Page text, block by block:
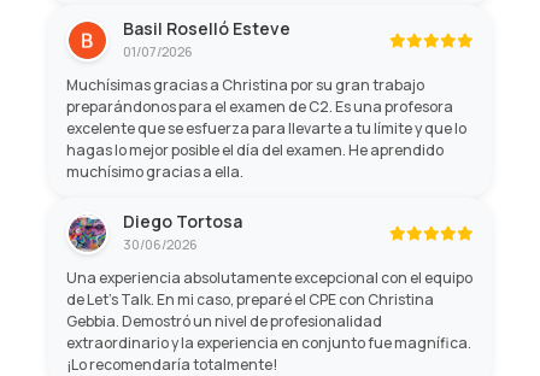
Basil Roselló Esteve
01/07/2026
Muchísimas gracias a Christina por su gran trabajo
preparándonos para el examen de C2. Es una profesora
excelente que se esfuerza para llevarte a tu límite y que lo
hagas lo mejor posible el día del examen. He aprendido
muchísimo gracias a ella.
Diego Tortosa
30/06/2026
Una experiencia absolutamente excepcional con el equipo
de Let's Talk. En mi caso, preparé el CPE con Christina
Gebbia. Demostró un nivel de profesionalidad
extraordinario y la experiencia en conjunto fue magnífica.
¡Lo recomendaría totalmente!